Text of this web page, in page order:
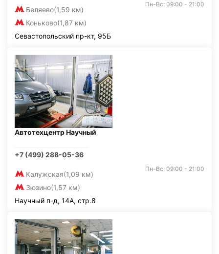
Беляево(1,59 км)
Коньково(1,87 км)
Пн-Вс: 09:00 - 21:00
Севастопольский пр-кт, 95Б
Автотехцентр Научный
+7 (499) 288-05-36
Калужская(1,09 км)
Зюзино(1,57 км)
Пн-Вс: 09:00 - 21:00
Научный п-д, 14А, стр.8